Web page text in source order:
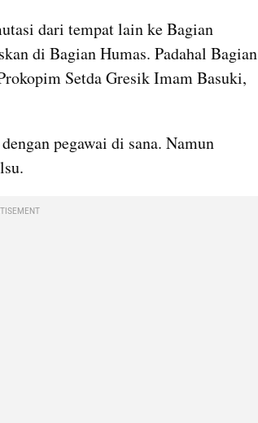
dari tempat lain ke Bagian
di Bagian Humas. Padahal Bagian
Setda Gresik Imam Basuki,
pegawai di sana. Namun